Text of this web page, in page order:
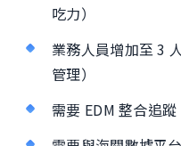
吃力）
業務人員增加至 3
管理）
需要 EDM 整合追蹤